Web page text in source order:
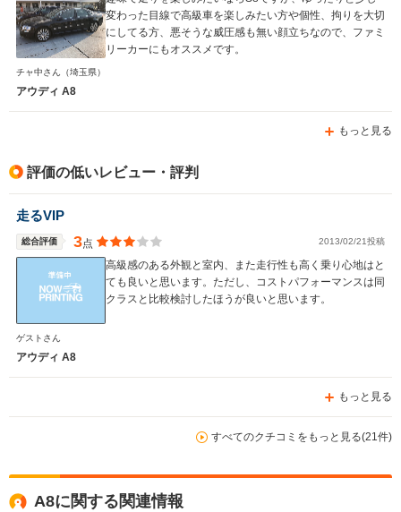
変わった目線で高級車を楽しみたい方や個性、拘りを大切
にしてる方、悪そうな威圧感も無い顔立ちなので、ファミ
リーカーにもオススメです。
チャ中さん （埼玉県）
アウディ A8
もっと見る
評価の低いレビュー・評判
走るVIP
総合評価 3点 2013/02/21投稿
高級感のある外観と室内、また走行性も高く乗り心地はと
ても良いと思います。ただし、コストパフォーマンスは同
クラスと比較検討したほうが良いと思います。
ゲストさん
アウディ A8
もっと見る
すべてのクチコミをもっと見る(21件)
A8に関する関連情報